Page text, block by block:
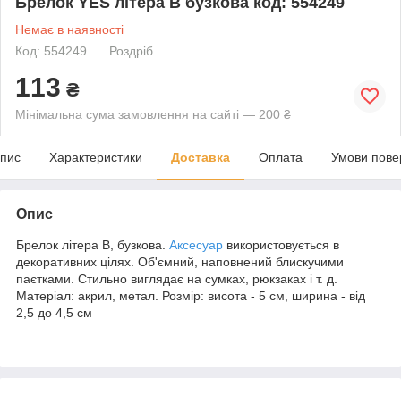
Немає в наявності
Код: 554249
Роздріб
113 ₴
Мінімальна сума замовлення на сайті — 200 ₴
Характеристики Доставка Оплата Умови
Опис
Брелок літера В, бузкова. Аксесуар використовується в
декоративних цілях. Об'ємний, наповнений блискучими
паєтками. Стильно виглядає на сумках, рюкзаках і т. д.
Матеріал: акрил, метал. Розмір: висота - 5 см, ширина - від
2,5 до 4,5 см